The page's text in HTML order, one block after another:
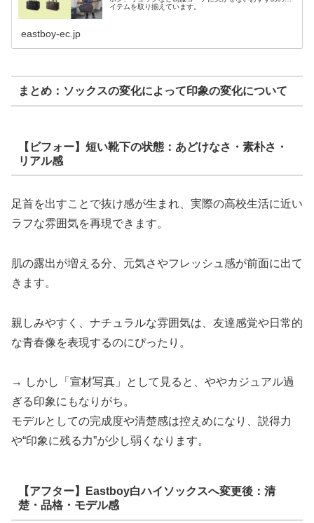
イテムを取り揃えています。
eastboy-ec.jp
まとめ：ソックスの変化によって印象の変化について
【ビフォー】短い靴下の状態：あどけなさ・素朴さ・
リアル感
足首を出すことで抜け感が生まれ、実際の高校生活に近い
ラフな雰囲気を再現できます。
肌の露出が増える分、元気さやフレッシュ感が前面に出て
きます。
親しみやすく、ナチュラルな雰囲気は、友達感覚や日常的
な青春像を表現するのにぴったり。
→ しかし「宣材写真」として見ると、ややカジュアル過
ぎる印象にもなりがち。
モデルとしての完成度や清楚感は控えめになり、説得力
や“印象に残る力”が少し弱くなります。
【アフター】Eastboy白ハイソックスへ変更後：清
楚・品格・モデル感